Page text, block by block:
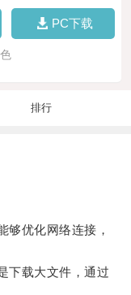
PC下载
排行
优化网络连接，
载大文件，通过